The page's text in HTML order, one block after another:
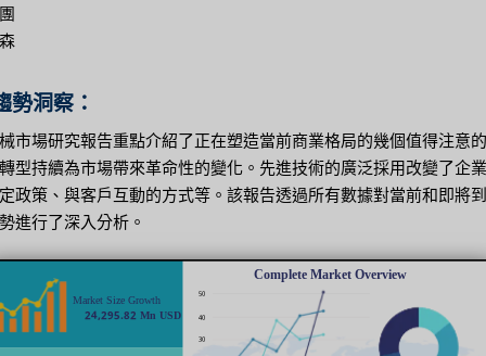
勢洞察：
市場研究報告重點介紹了正在塑造當前商業格局的幾個值得注意
型持續為市場帶來革命性的變化。先進技術的廣泛採用改變了企
政策、與客戶互動的方式等。該報告透過所有數據對當前和即將
進行了深入分析。